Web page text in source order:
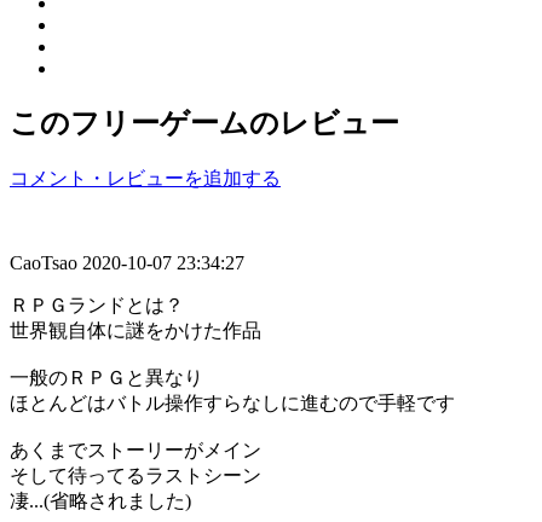
このフリーゲームのレビュー
コメント・レビューを追加する
CaoTsao 2020-10-07 23:34:27
ＲＰＧランドとは？
世界観自体に謎をかけた作品
一般のＲＰＧと異なり
ほとんどはバトル操作すらなしに進むので手軽です
あくまでストーリーがメイン
そして待ってるラストシーン
凄...(省略されました)